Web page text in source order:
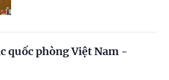
quốc phòng Việt Nam -